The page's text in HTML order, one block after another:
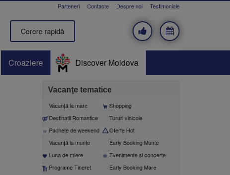
Testimoniale
Despre noi
Contacte
Parteneri
Cerere rapidă
Croaziere Discover Moldova
Vacanţe tematice
Vacanţă la mare
Shopping
Destinații Romantice
Tururi vinicole
Pachete de weekend
Oferte Hot
Vacanță la munte
Early Booking Munte
Luna de miere
Evenimente şi concerte
Programe Tineret
Early Booking Mare